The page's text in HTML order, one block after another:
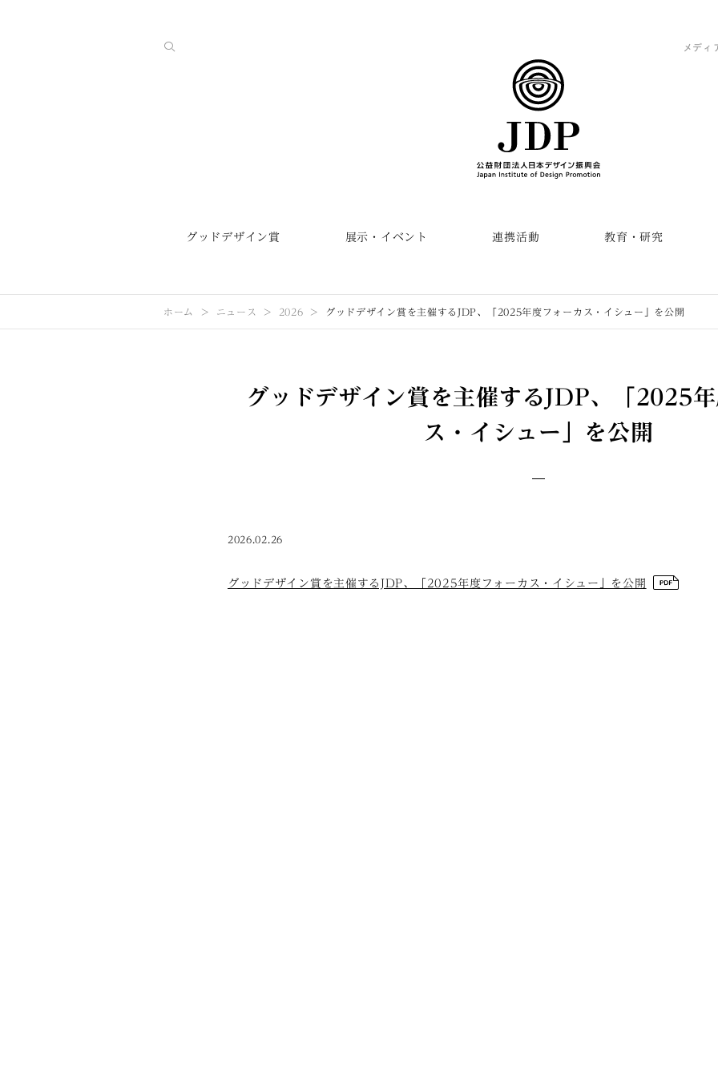
メディ
グッドデザイン賞 展示・イベント 連携活動 教育・研究
ホーム ニュース 2026 グッドデザイン賞を主催するJDP、「2025年度フォーカス・イシュー」を公開
グッドデザイン賞を主催するJDP、「2025
ス・イシュー」を公開
2026.02.26
グッドデザイン賞を主催するJDP、「2025年度フォーカス・イシュー」を公開